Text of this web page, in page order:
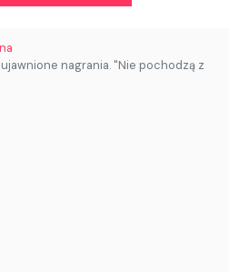
nagrania. "Nie pochodzą z